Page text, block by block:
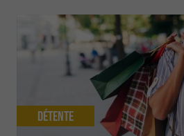
Détente